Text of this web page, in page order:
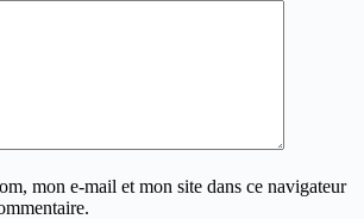
mon e-mail et mon site dans ce navigateur